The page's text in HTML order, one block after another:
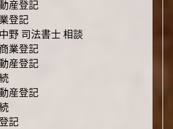
産登記
登記
野 司法書士 相談
業登記
産登記
産登記
記